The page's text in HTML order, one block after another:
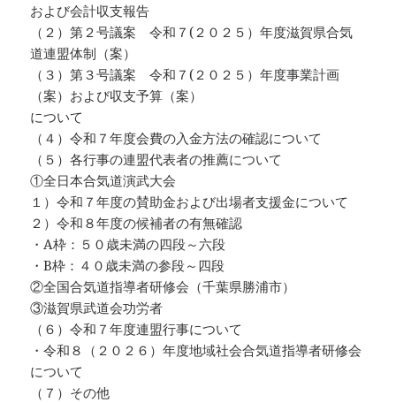
および会計収支報告
（２）第２号議案 令和７(２０２５）年度滋賀県合気
道連盟体制（案）
（３）第３号議案 令和７(２０２５）年度事業計画
（案）および収支予算（案）
について
（４）令和７年度会費の入金方法の確認について
（５）各行事の連盟代表者の推薦について
①全日本合気道演武大会
１）令和７年度の賛助金および出場者支援金について
２）令和８年度の候補者の有無確認
・A枠：５０歳未満の四段～六段
・B枠：４０歳未満の参段～四段
②全国合気道指導者研修会（千葉県勝浦市）
③滋賀県武道会功労者
（６）令和７年度連盟行事について
・令和８（２０２６）年度地域社会合気道指導者研修会
について
（７）その他